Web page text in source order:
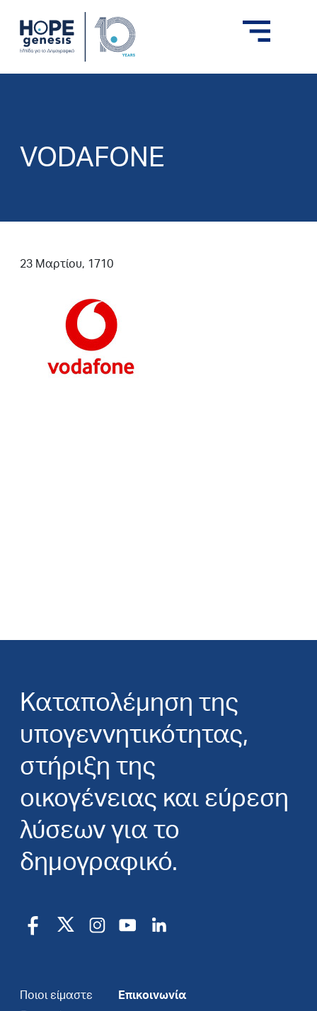
VODAFONE
23 Μαρτίου, 1710
Καταπολέμηση της
υπογεννητικότητας,
στήριξη της
οικογένειας και εύρεση
λύσεων για το
δημογραφικό.
Ποιοι είμαστε
Επικοινωνία